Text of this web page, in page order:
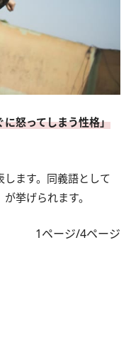
怒ってしまう性格」
ます。同義語として
挙げられます。
1ページ/4ページ